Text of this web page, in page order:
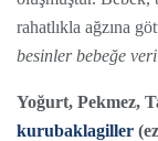
rahatlıkla ağzına
besinler bebeğe
Yoğurt, Pekmez,
kurubaklagiller